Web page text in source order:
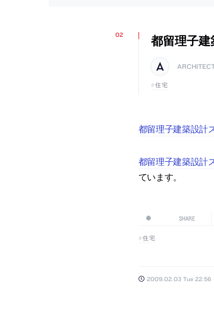
都留理子
住宅
都留理子建築設計
都留理子建築設計
ています。
SHARE
住宅
2009.02.03 Tue 22:56